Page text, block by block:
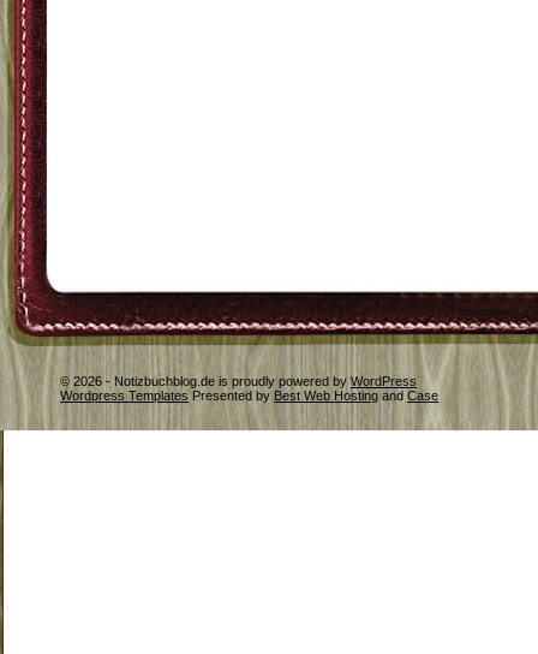
© 2026 - Notizbuchblog.de is proudly powered by WordPress
Wordpress Templates Presented by Best Web Hosting and Case